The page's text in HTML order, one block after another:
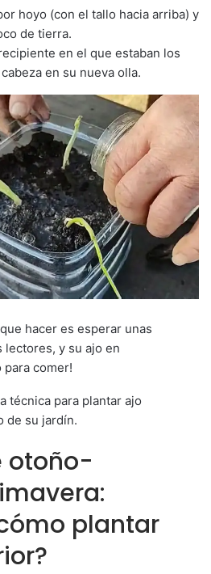
hoyo (con el tallo hacia arriba) y
de tierra.
en el que estaban los
en su nueva olla.
hacer es esperar unas
lectores, y su ajo en
para comer!
técnica para plantar ajo
de su jardín.
otoño-
plantar